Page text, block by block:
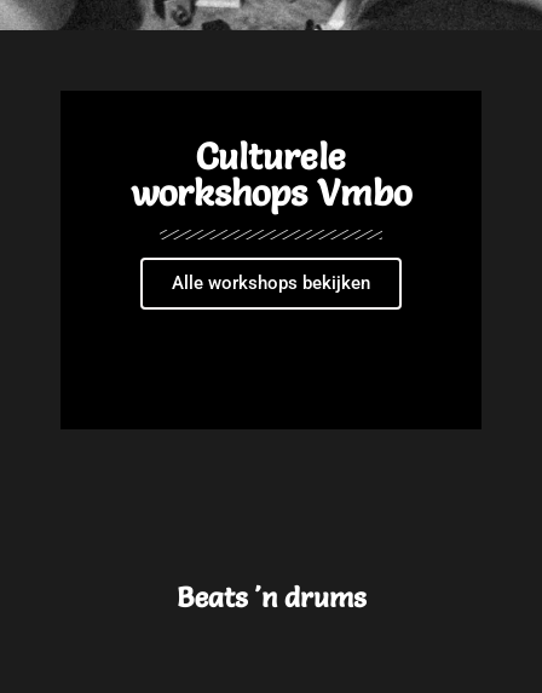
Culturele
workshops Vmbo
Alle workshops bekijken
Beats 'n drums